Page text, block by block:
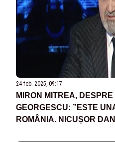
24 feb. 2025, 09:17
MIRON MITREA,
GEORGESCU: ”ESTE
ROMÂNIA. NICUȘOR